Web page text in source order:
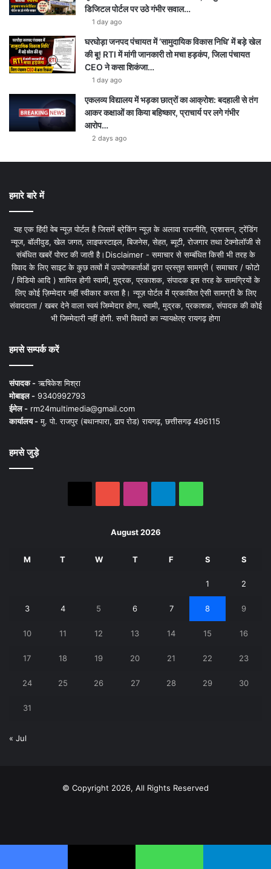
डिजिटल पोर्टल पर उठे गंभीर सवाल…
1 day ago
घरघोड़ा जनपद पंचायत में ‘सामुदायिक विकास निधि’ में बड़े खेल
की बू! RTI में मांगी जानकारी तो मचा हड़कंप, जिला पंचायत
CEO ने कसा शिकंजा…
1 day ago
एकलव्य विद्यालय में भड़का छात्रों का आक्रोश: बदहाली से तंग
आकर कक्षाओं का किया बहिष्कार, प्राचार्य पर लगे गंभीर
आरोप…
2 days ago
हमारे बारे में
यह एक हिंदी वेब न्यूज़ पोर्टल है जिसमें ब्रेकिंग न्यूज़ के अलावा राजनीति, प्रशासन, ट्रेंडिंग
न्यूज, बॉलीवुड, खेल जगत, लाइफस्टाइल, बिजनेस, सेहत, ब्यूटी, रोजगार तथा टेक्नोलॉजी से
संबंधित खबरें पोस्ट की जाती है।Disclaimer - समाचार से सम्बंधित किसी भी तरह के
विवाद के लिए साइट के कुछ तत्वों में उपयोगकर्ताओं द्वारा प्रस्तुत सामग्री ( समाचार / फोटो
/ विडियो आदि ) शामिल होगी स्वामी, मुद्रक, प्रकाशक, संपादक इस तरह के सामग्रियों के
लिए कोई ज़िम्मेदार नहीं स्वीकार करता है। न्यूज़ पोर्टल में प्रकाशित ऐसी सामग्री के लिए
संवाददाता / खबर देने वाला स्वयं जिम्मेदार होगा, स्वामी, मुद्रक, प्रकाशक, संपादक की कोई
भी जिम्मेदारी नहीं होगी. सभी विवादों का न्यायक्षेत्र रायगढ़ होगा
हमसे सम्पर्क करें
संपादक -ऋषिकेश मिश्रा
मोबाइल - 9340992793
ईमेल - rm24multimedia@gmail.com
कार्यालय -मु. पो. राजपुर (बथानपारा, ढाप रोड) रायगढ़, छत्तीसगढ़ 496115
हमसे जुड़े
August 2026
M T W T F S S
1 2
3 4 5 6 7 8 9
10 11 12 13 14 15 16
17 18 19 20 21 22 23
24 25 26 27 28 29 30
31
« Jul
© Copyright 2026, All Rights Reserved